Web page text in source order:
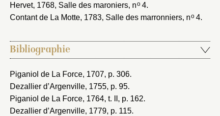
Hervet, 1768, Salle des maroniers, no4.
Contant de La Motte, 1783, Salle des marronniers, no4.
Bibliographie
Piganiol de La Force, 1707, p. 306.
Dezallier d’Argenville, 1755, p. 95.
Piganiol de La Force, 1764, t. II, p. 162.
Dezallier d’Argenville, 1779, p. 115.